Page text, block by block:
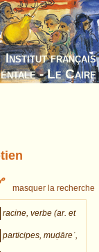
Institut français
- Le Caire
mīm م
masquer la recherche
racine, verbe (ar. et
participes, muḍāreʿ,